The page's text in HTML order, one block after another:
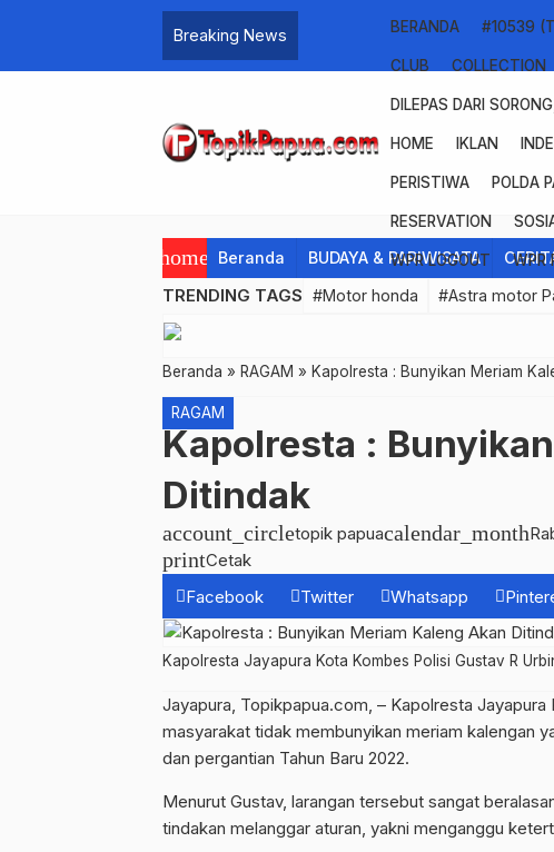
Breaking News BERANDA #10539
CLUB COLLECTION
DILEPAS DARI
HOME IKLAN
PERISTIWA POLDA
RESERVATION
WPR LOGOUT WPR
home Beranda BUDAYA & PARIWISATA
TRENDING TAGS #Motor honda #Astra motor
Beranda » RAGAM » Kapolresta : Bunyikan Meriam
RAGAM
Kapolresta :
Ditindak
account_circletopik papuacalendar_month
printCetak
Facebook
Twitter Whatsapp
Kapolresta Jayapura Kota Kombes Polisi Gustav R
Jayapura, Topikpapua.com, – Kapolresta
masyarakat tidak membunyikan meriam kalengan
dan pergantian Tahun Baru 2022.
Menurut Gustav, larangan tersebut sangat
tindakan melanggar aturan, yakni menganggu